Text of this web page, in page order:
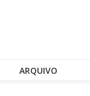
ARQUIVO